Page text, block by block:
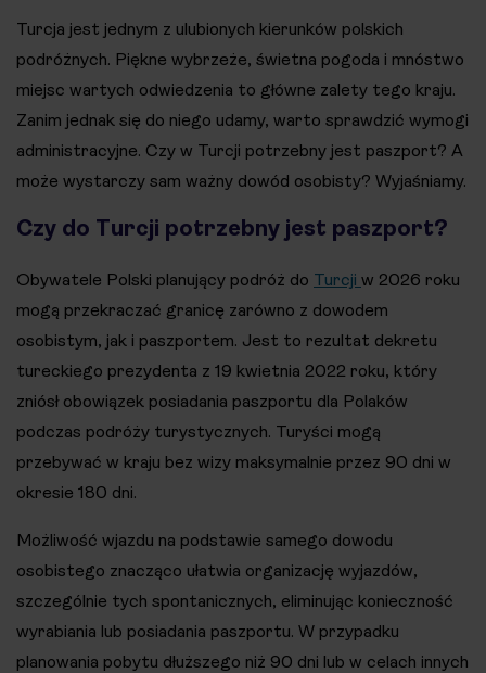
Turcja jest jednym z ulubionych kierunków polskich
podróżnych. Piękne wybrzeże, świetna pogoda i mnóstwo
miejsc wartych odwiedzenia to główne zalety tego kraju.
Zanim jednak się do niego udamy, warto sprawdzić wymogi
administracyjne. Czy w Turcji potrzebny jest paszport? A
może wystarczy sam ważny dowód osobisty? Wyjaśniamy.
Czy do Turcji potrzebny jest paszport?
Obywatele Polski planujący podróż do Turcji w 2026 roku
mogą przekraczać granicę zarówno z dowodem
osobistym, jak i paszportem. Jest to rezultat dekretu
tureckiego prezydenta z 19 kwietnia 2022 roku, który
zniósł obowiązek posiadania paszportu dla Polaków
podczas podróży turystycznych. Turyści mogą
przebywać w kraju bez wizy maksymalnie przez 90 dni w
okresie 180 dni.
Możliwość wjazdu na podstawie samego dowodu
osobistego znacząco ułatwia organizację wyjazdów,
szczególnie tych spontanicznych, eliminując konieczność
wyrabiania lub posiadania paszportu. W przypadku
planowania pobytu dłuższego niż 90 dni lub w celach innych